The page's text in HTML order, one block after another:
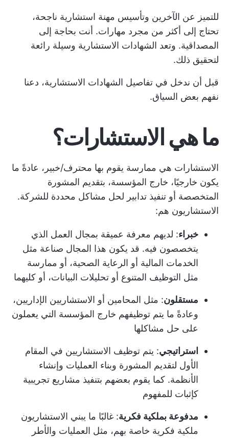
للتميز عن الآخرين وتأسيس مهنة استشارية ناجحة،
تحتاج إلى أكثر من مجرد مهارات. أنت بحاجة إلى
المصداقية. وتعد الشهادات الاستشارية وسيلة رائعة
لتحقيق ذلك.
قبل أن ندخل في تفاصيل الشهادات الاستشارية، دعنا
نفهم بعض السياق.
ما هي الاستشارات؟
الاستشارات هي ممارسة يقوم بها محترف/خبير، عادةً ما
يكون خارجيًا، خارج المؤسسة، بتقديم المشورة
المتخصصة أو تنفيذ تدابير لحل مشاكل محددة للشركة.
الاستشاريون هم:
خبراء: لديهم معرفة عميقة بمجال العمل الذي
يتخصصون فيه. قد يكون هذا المجال صناعة مثل
الخدمات المالية أو الرعاية الصحية، أو ممارسة
مثل التوظيف المتنوع أو تحليلات البيانات، أو كليهما
مستقلون: مثل المحامين أو الاستشاريين الإداريين،
وعادةً ما يتم توظيفهم خارج المؤسسة التي يعملون
على حل مشاكلها
استراتيجي: يتم توظيف الاستشاريين في المقام
الأول لتقديم المشورة وبناء العمليات وإنشاء
الأنظمة. كما يقوم بعضهم بتنفيذ مشاريع تجريبية
كإثبات للمفهوم
مدفوعة بملكية فكرية: غالبًا ما يبني الاستشاريون
ملكية فكرية خاصة بهم، مثل العمليات والأطر